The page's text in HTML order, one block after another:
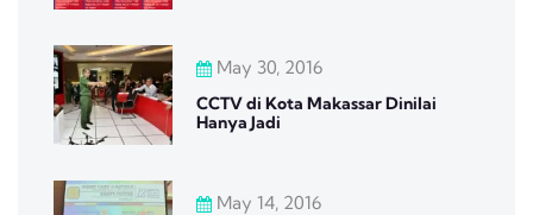
May 30, 2016
CCTV di Kota Makassar Dinilai
Hanya Jadi
May 14, 2016